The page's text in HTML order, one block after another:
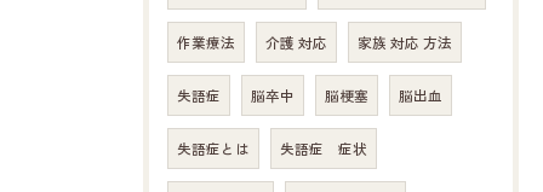
作業療法 介護 対応 家族 対応 方法
失語症 脳卒中 脳梗塞 脳出血
失語症とは 失語症 症状